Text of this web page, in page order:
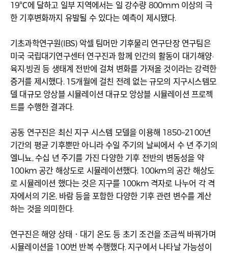
19℃에 달하고 일부 지역에서는 일 강수량 800mm 이상의 극
한 기후변화까지 유발될 수 있다는 예측이 제시됐다.
기초과학연구원(IBS) 악셀 팀머만 기후물리 연구단장 연구팀은
미국 국립대기연구센터 연구진과 함께 인간의 활동이 대기·해양·
육지·빙권 등 생태계 전반에 걸쳐 변화를 가져올 것이라는 강력한
증거를 제시했다. 15개월에 걸친 전례 없는 규모의 지구시스템모
델 대규모 앙상블 시뮬레이션 대규모 앙상블 시뮬레이션 프로젝
트를 수행한 결과다.
공동 연구진은 최신 지구 시스템 모델을 이용해 1850~2100년
기간의 평균 기후뿐만 아니라 수일 주기의 날씨에서 수 년 주기의
엘니뇨, 수십 년 주기를 가진 다양한 기후 전반의 변동성을 약
100km 공간 해상도로 시뮬레이션했다. 100km의 공간 해상도
로 시뮬레이션 했다는 것은 지구를 100km 격자로 나누어 각 격
자에서의 기온, 바람 등을 포함한 다양한 기후 관련 변수를 계산
하는 것을 의미한다.
연구진은 해양 상태‧대기 온도 등 초기 조건을 조금씩 바꿔가며
시뮬레이션을 100번 반복 수행했다. 지구에서 나타날 가능성이